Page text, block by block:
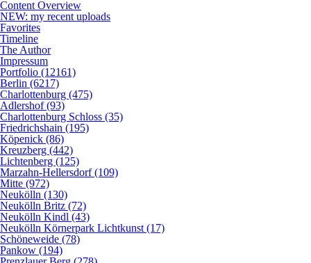
Content Overview
NEW: my recent uploads
Favorites
Timeline
The Author
Impressum
Portfolio (12161)
Berlin (6217)
Charlottenburg (475)
Adlershof (93)
Charlottenburg Schloss (35)
Friedrichshain (195)
Köpenick (86)
Kreuzberg (442)
Lichtenberg (125)
Marzahn-Hellersdorf (109)
Mitte (972)
Neukölln (130)
Neukölln Britz (72)
Neukölln Kindl (43)
Neukölln Körnerpark Lichtkunst (17)
Schöneweide (78)
Pankow (194)